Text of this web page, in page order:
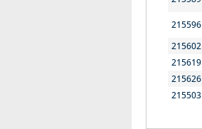
215596
215602
215619
215626
215503